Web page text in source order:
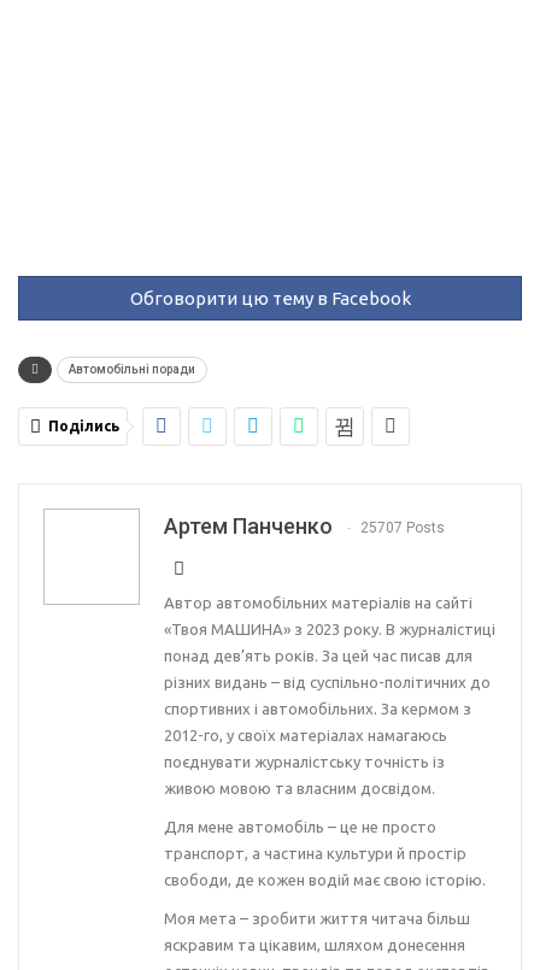
Обговорити цю тему в Facebook
Автомобільні поради
Поділись
Артем Панченко 25707 Posts
Автор автомобільних матеріалів на сайті
«Твоя МАШИНА» з 2023 року. В журналістиці
понад дев’ять років. За цей час писав для
різних видань – від суспільно-політичних до
спортивних і автомобільних. За кермом з
2012-го, у своїх матеріалах намагаюсь
поєднувати журналістську точність із
живою мовою та власним досвідом.
Для мене автомобіль – це не просто
транспорт, а частина культури й простір
свободи, де кожен водій має свою історію.
Моя мета – зробити життя читача більш
яскравим та цікавим, шляхом донесення